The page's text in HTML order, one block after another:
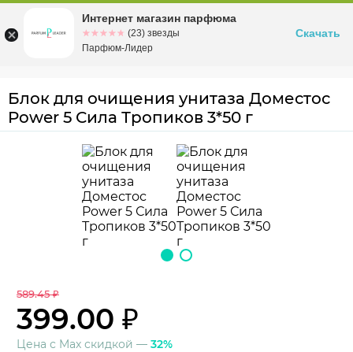
Омскул. Заозерная, 11, к. 1
Блок для очищения унитаза Доместос
Power 5 Сила Тропиков 3*50 г
589.45 ₽
399.00 ₽
Цена с Max скидкой — 32%
Интернет магазин парфюма
☆☆☆☆☆
★★★★★ (23) звезды
Парфюм-Лидер
Скачать